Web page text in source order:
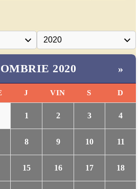
2020 »
J VIN S D
1 2 3 4
8 9 10 11
15 16 17 18